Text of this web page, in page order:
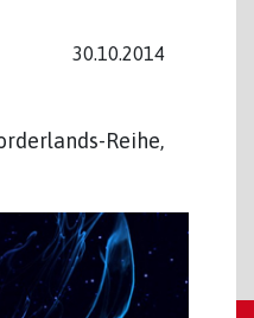
30.10.2014
Reihe,